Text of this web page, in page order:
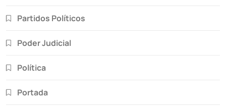
Partidos Políticos
Poder Judicial
Política
Portada